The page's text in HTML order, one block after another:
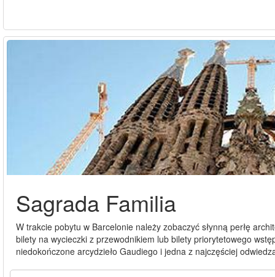
Sagrada Familia
W trakcie pobytu w Barcelonie należy zobaczyć słynną perłę
bilety na wycieczki z przewodnikiem lub bilety priorytetowego
niedokończone arcydzieło Gaudiego i jedna z najczęściej